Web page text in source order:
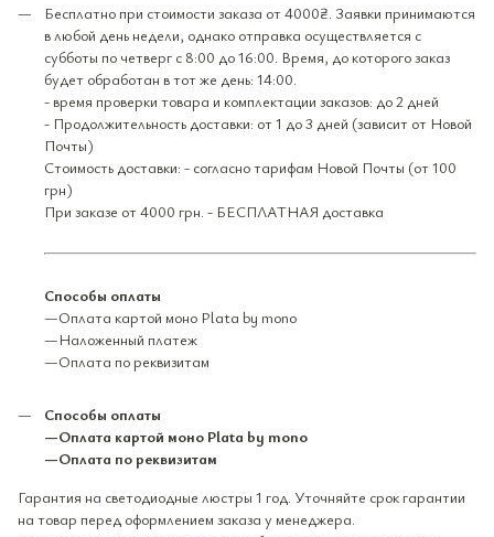
Бесплатно при стоимости заказа от 4000₴. Заявки принимаются
в любой день недели, однако отправка осуществляется с
субботы по четверг с 8:00 до 16:00. Время, до которого заказ
будет обработан в тот же день: 14:00.
- время проверки товара и комплектации заказов: до 2 дней
- Продолжительность доставки: от 1 до 3 дней (зависит от Новой
Почты)
Стоимость доставки: - согласно тарифам Новой Почты (от 100
грн)
При заказе от 4000 грн. - БЕСПЛАТНАЯ доставка
Способы оплаты
—Оплата картой моно Plata by mono
—Наложенный платеж
—Оплата по реквизитам
Способы оплаты
—Оплата картой моно Plata by mono
—Оплата по реквизитам
Гарантия на светодиодные люстры 1 год. Уточняйте срок гарантии
на товар перед оформлением заказа у менеджера.